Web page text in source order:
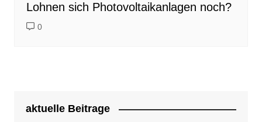
Lohnen sich Photovoltaikanlagen noch?
0
aktuelle Beitrage